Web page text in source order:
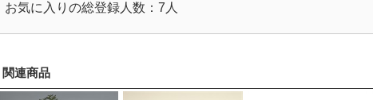
お気に入りの総登録人数：7人
関連商品